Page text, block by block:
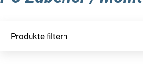
Produkte filtern